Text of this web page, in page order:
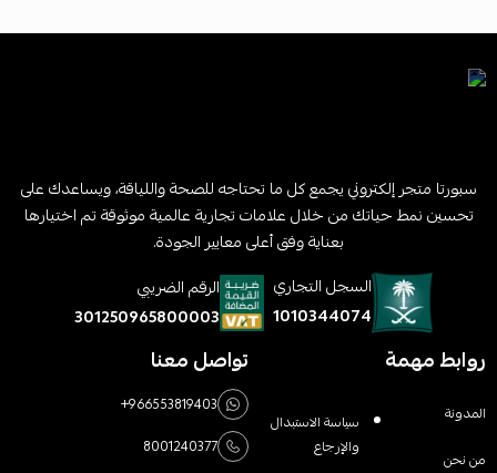
سبورتا متجر إلكتروني يجمع كل ما تحتاجه للصحة واللياقة، ويساعدك على
تحسين نمط حياتك من خلال علامات تجارية عالمية موثوقة تم اختيارها
بعناية وفق أعلى معايير الجودة.
السجل التجاري
1010344074
الرقم الضريبي
301250965800003
روابط مهمة
المدونة
من نحن
سياسة الاستبدال
والإرجاع
تواصل معنا
+966553819403
8001240377